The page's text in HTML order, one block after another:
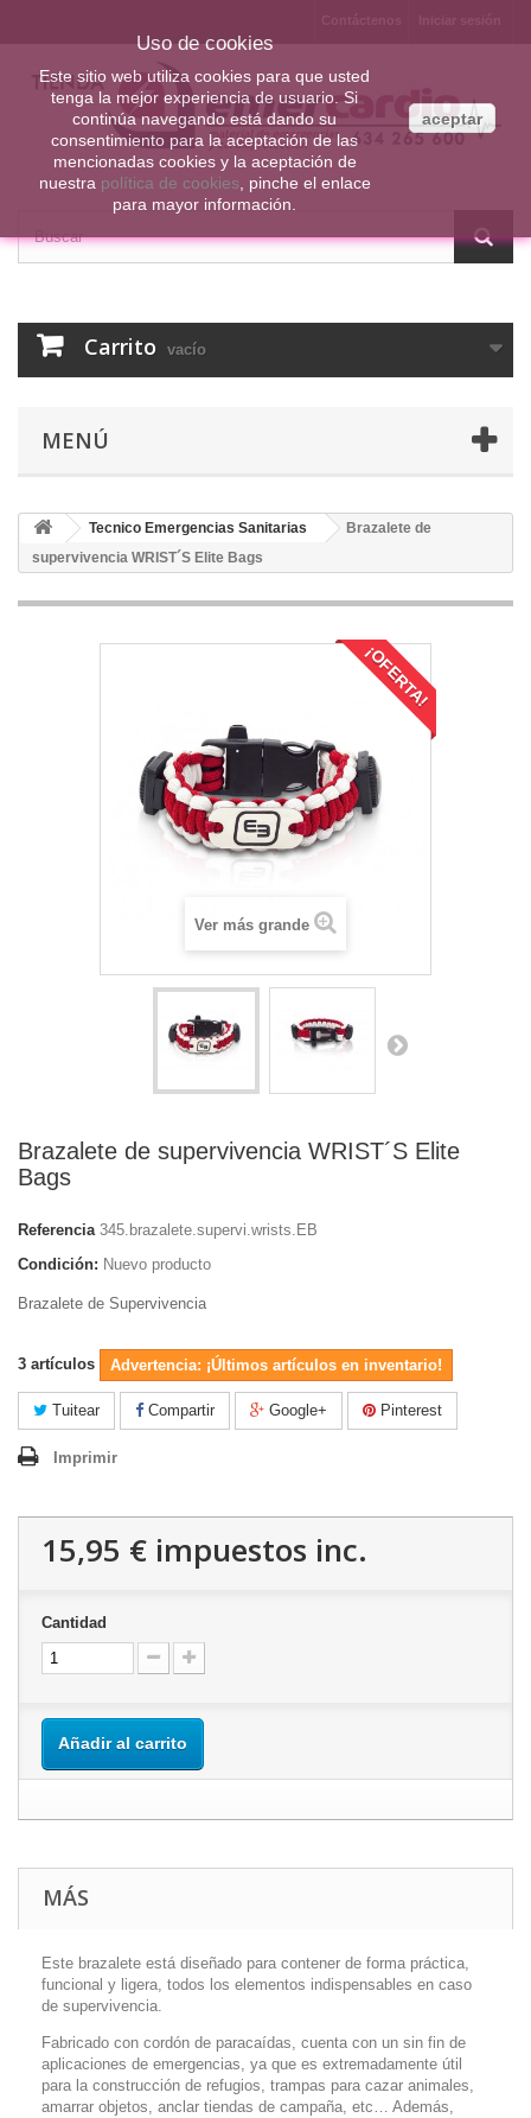
Uso de cookies
Este sitio web utiliza cookies para que usted
tenga la mejor experiencia de usuario. Si
continúa navegando está dando su
consentimiento para la aceptación de las
mencionadas cookies y la aceptación de
nuestra política de cookies , pinche el enlace
para mayor información.
aceptar
Carrito vacío
MENÚ
Tecnico Emergencias Sanitarias
Brazalete de
supervivencia WRIST´S Elite Bags
¡OFERTA!
Ver más grande
Brazalete de supervivencia WRIST´S Elite
Bags
Referencia 345.brazalete.supervi.wrists.EB
Condición: Nuevo producto
Brazalete de Supervivencia
3 artículos Advertencia: ¡Últimos artículos en inventario!
Tuitear Compartir Google+ Pinterest
Imprimir
15,95 € impuestos inc.
Cantidad
Añadir al carrito
MÁS
Este brazalete está diseñado para contener de forma práctica,
funcional y ligera, todos los elementos indispensables en caso
de supervivencia.
Fabricado con cordón de paracaídas, cuenta con un sin fin de
aplicaciones de emergencias, ya que es extremadamente útil
para la construcción de refugios, trampas para cazar animales,
amarrar objetos, anclar tiendas de campaña, etc… Además,